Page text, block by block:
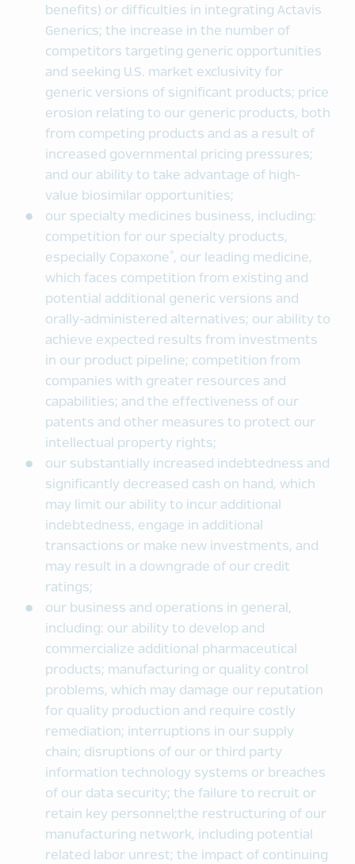
benefits) or difficulties in integrating Actavis
Generics; the increase in the number of
competitors targeting generic opportunities
and seeking U.S. market exclusivity for
generic versions of significant products; price
erosion relating to our generic products, both
from competing products and as a result of
increased governmental pricing pressures;
and our ability to take advantage of high-
value biosimilar opportunities;
our specialty medicines business, including:
competition for our specialty products,
especially Copaxone®, our leading medicine,
which faces competition from existing and
potential additional generic versions and
orally-administered alternatives; our ability to
achieve expected results from investments
in our product pipeline; competition from
companies with greater resources and
capabilities; and the effectiveness of our
patents and other measures to protect our
intellectual property rights;
our substantially increased indebtedness and
significantly decreased cash on hand, which
may limit our ability to incur additional
indebtedness, engage in additional
transactions or make new investments, and
may result in a downgrade of our credit
ratings;
our business and operations in general,
including: our ability to develop and
commercialize additional pharmaceutical
products; manufacturing or quality control
problems, which may damage our reputation
for quality production and require costly
remediation; interruptions in our supply
chain; disruptions of our or third party
information technology systems or breaches
of our data security; the failure to recruit or
retain key personnel;the restructuring of our
manufacturing network, including potential
related labor unrest; the impact of continuing